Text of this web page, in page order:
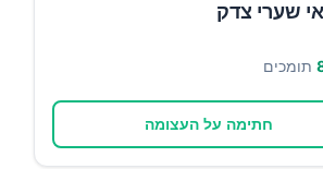
שערי צדק
תומכים
חתימה על העצומה